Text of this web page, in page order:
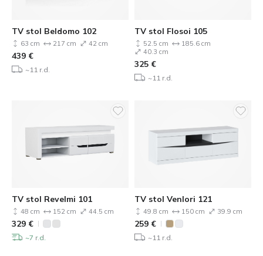
TV stol Beldomo 102
63 cm 217 cm 42 cm
439 €
~11 r.d.
TV stol Flosoi 105
52.5 cm
185.6 cm
40.3 cm
325 €
~11 r.d.
TV stol Revelmi 101
48 cm 152 cm 44.5 cm
329 €
~7 r.d.
TV stol Venlori 121
49.8 cm 150 cm 39.9 cm
259 €
~11 r.d.